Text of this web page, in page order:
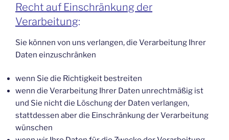
Recht auf Einschränkung der
Verarbeitung:
Sie können von uns verlangen, die Verarbeitung Ihrer
Daten einzuschränken
wenn Sie die Richtigkeit bestreiten
wenn die Verarbeitung Ihrer Daten unrechtmäßig ist
und Sie nicht die Löschung der Daten verlangen,
stattdessen aber die Einschränkung der Verarbeitung
wünschen